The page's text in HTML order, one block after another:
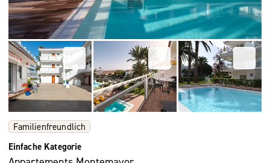
Familienfreundlich
Einfache Kategorie